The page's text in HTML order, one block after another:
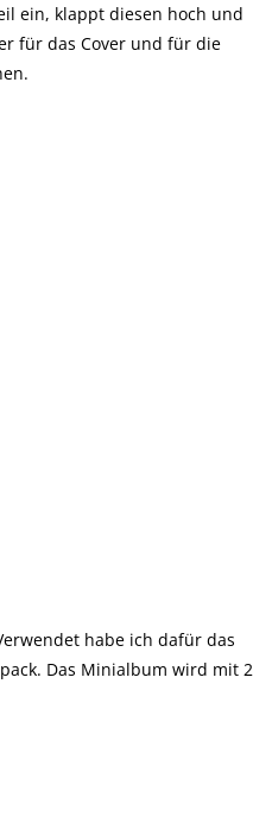
ein, klappt diesen hoch und
für das Cover und für die
habe ich dafür das
Das Minialbum wird mit 2